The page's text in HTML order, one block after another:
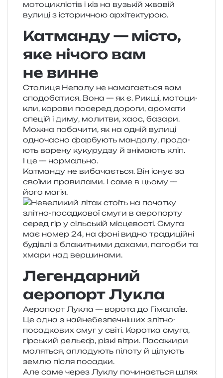
Катманду — місто,
яке нічого вам
не винне
Столиця Непалу не нама­га­є­ться вам
спо­до­ба­ти­ся. Вона — як є. Рикші, мото­ци­
кли, коро­ви посе­ред доро­ги, аро­ма­ти
спе­цій і диму, моли­тви, хаос, база­ри.
Можна поба­чи­ти, як на одній вули­ці
одно­ча­сно фар­бу­ють ман­да­лу, про­да­
ють варе­ну куку­ру­дзу й зні­ма­ють кліп.
І це — нормально.
Катманду не виба­ча­є­ться. Він існує за
сво­ї­ми пра­ви­ла­ми. І саме в цьому —
його магія.
Легендарний
аеропорт Лукла
Аеропорт Лукла — воро­та до Гімалаїв.
Це одна з най­не­без­пе­чні­ших злі­тно-
посад­ко­вих смуг у світі. Коротка смуга,
гір­ський рельєф, різкі вітри. Пасажири
моля­ться, апло­ду­ють піло­ту й цілу­ють
землю після посадки.
Але саме через Луклу почи­на­є­ться шлях